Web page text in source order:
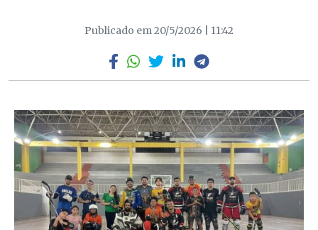
Publicado em 20/5/2026 | 11:42